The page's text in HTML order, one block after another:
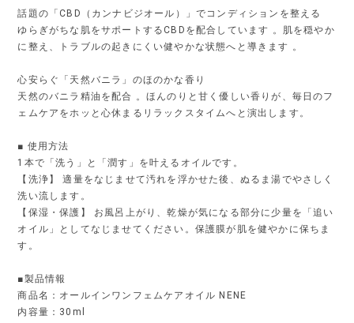
話題の「CBD（カンナビジオール）」でコンディションを整える
ゆらぎがちな肌をサポートするCBDを配合しています 。肌を穏やか
に整え、トラブルの起きにくい健やかな状態へと導きます 。
心安らぐ「天然バニラ」のほのかな香り
天然のバニラ精油を配合 。ほんのりと甘く優しい香りが、毎日のフ
ェムケアをホッと心休まるリラックスタイムへと演出します。
■ 使用方法
1本で「洗う」と「潤す」を叶えるオイルです。
【洗浄】 適量をなじませて汚れを浮かせた後、ぬるま湯でやさしく
洗い流します。
【保湿・保護】 お風呂上がり、乾燥が気になる部分に少量を「追い
オイル」としてなじませてください。保護膜が肌を健やかに保ちま
す。
■製品情報
商品名：オールインワンフェムケアオイル NENE
内容量：30ml